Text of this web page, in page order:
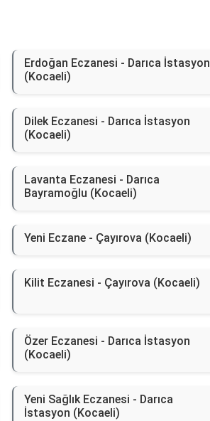
Erdoğan Eczanesi - Darıca İstasyon
(Kocaeli)
Dilek Eczanesi - Darıca İstasyon
(Kocaeli)
Lavanta Eczanesi - Darıca
Bayramoğlu (Kocaeli)
Yeni Eczane - Çayırova (Kocaeli)
Kilit Eczanesi - Çayırova (Kocaeli)
Özer Eczanesi - Darıca İstasyon
(Kocaeli)
Yeni Sağlık Eczanesi - Darıca
İstasyon (Kocaeli)